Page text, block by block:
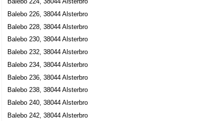
Balebo 226, 38044 Alsterbro
Balebo 228, 38044 Alsterbro
Balebo 230, 38044 Alsterbro
Balebo 232, 38044 Alsterbro
Balebo 234, 38044 Alsterbro
Balebo 236, 38044 Alsterbro
Balebo 238, 38044 Alsterbro
Balebo 240, 38044 Alsterbro
Balebo 242, 38044 Alsterbro